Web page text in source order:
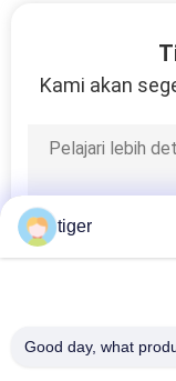
Kami akan
tiger
Good day, what